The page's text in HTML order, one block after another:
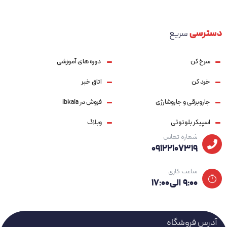
دسترسیسریع
سرخ کن
خرد کن
جاروبرقی و جاروشارژی
اسپیکر بلوتوثی
دوره های آموزشی
اتاق خبر
فروش در ibkala
وبلاگ
شماره تماس
09122107319
ساعت کاری
۹:۰۰ الی ۱۷:۰۰
آدرس فروشگاه